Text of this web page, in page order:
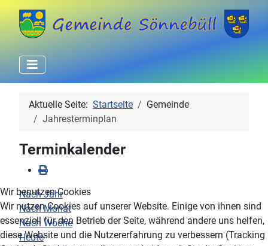
Aktuelle Seite: Startseite
Gemeinde
Jahresterminplan
Terminkalender
Nach Jahr
Nach Monat
Nach Woche
Heute
Wir benutzen Cookies
Wir nutzen Cookies auf unserer Website. Einige von ihnen sind
essenziell für den Betrieb der Seite, während andere uns helfen,
diese Website und die Nutzererfahrung zu verbessern (Tracking